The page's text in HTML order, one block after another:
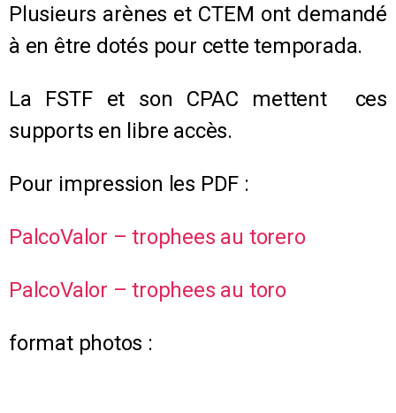
Plusieurs arènes et CTEM ont demandé
à en être dotés pour cette temporada.
La FSTF et son CPAC mettent ces
supports en libre accès.
Pour impression les PDF :
PalcoValor – trophees au torero
PalcoValor – trophees au toro
format photos :